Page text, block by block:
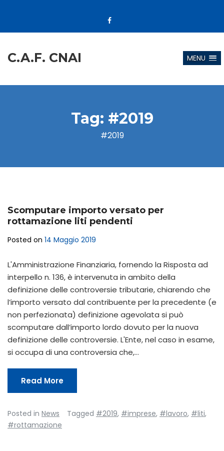
C.A.F. CNAI MENU
Tag: #2019
#2019
Scomputare importo versato per
rottamazione liti pendenti
Posted on 14 Maggio 2019
L'Amministrazione Finanziaria, fornendo la Risposta ad
interpello n. 136, è intervenuta in ambito della
definizione delle controversie tributarie, chiarendo che
l’importo versato dal contribuente per la precedente (e
non perfezionata) definizione agevolata si può
scomputare dall’importo lordo dovuto per la nuova
definizione delle controversie. L'Ente, nel caso in esame,
si occupa di una controversia che,…
Read More
Posted in News Tagged #2019, #imprese, #lavoro, #liti,
#rottamazione